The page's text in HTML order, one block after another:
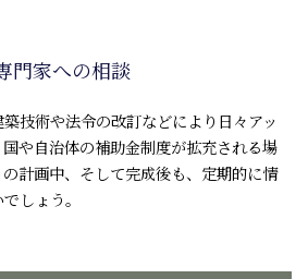
門家への相談
技術や法令の改訂などにより日々アッ
や自治体の補助金制度が拡充される場
計画中、そして完成後も、定期的に情
しょう。